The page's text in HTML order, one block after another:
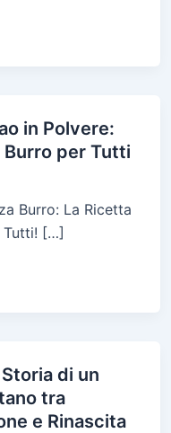
in Polvere:
Burro per Tutti
Burro: La Ricetta
Tutti! […]
di un
tra
e Rinascita